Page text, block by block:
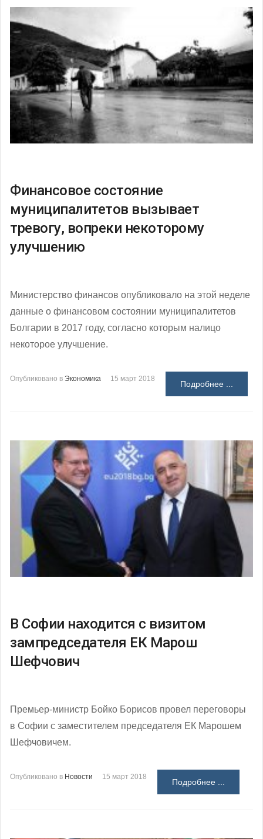
Финансовое состояние
муниципалитетов вызывает
тревогу, вопреки некоторому
улучшению
Министерство финансов опубликовало на этой неделе
данные о финансовом состоянии муниципалитетов
Болгарии в 2017 году, согласно которым налицо
некоторое улучшение.
Опубликовано в Экономика 15 март 2018
Подробнее ...
В Софии находится с визитом
зампредседателя ЕК Марош
Шефчович
Премьер-министр Бойко Борисов провел переговоры
в Софии с заместителем председателя ЕК Марошем
Шефчовичем.
Опубликовано в Новости 15 март 2018
Подробнее ...